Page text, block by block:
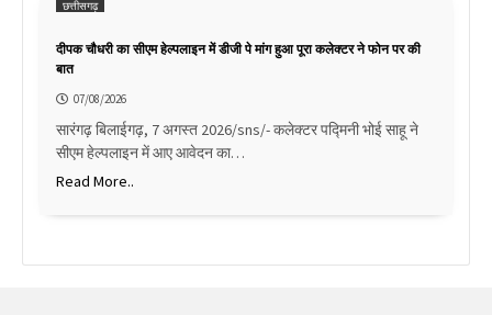
छत्तीसगढ़
दीपक चौधरी का सीएम हेल्पलाइन में डीजी पे मांग हुआ पूरा कलेक्टर ने फोन पर की
बात
07/08/2026
सारंगढ़ बिलाईगढ़, 7 अगस्त 2026/sns/- कलेक्टर पद्मिनी भोई साहू ने
सीएम हेल्पलाइन में आए आवेदन का…
Read More..